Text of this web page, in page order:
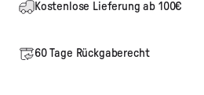
Kostenlose Lieferung ab 100€
60 Tage Rückgaberecht